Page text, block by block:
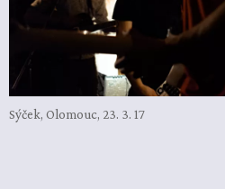
Sýček, Olomouc, 23. 3. 17